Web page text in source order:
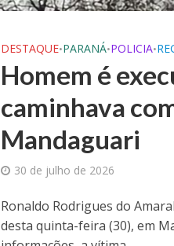
DESTAQUE•PARANÁ•POLICIA•
Homem é
caminhava
Mandaguari
30 de julho de 2026
Ronaldo Rodrigues do
desta quinta-feira (30), em